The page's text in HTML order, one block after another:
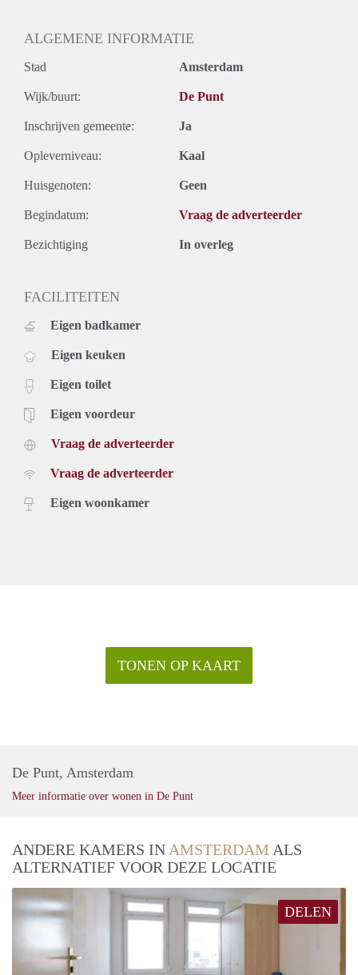
ALGEMENE INFORMATIE
Stad Amsterdam
Wijk/buurt: De Punt
Inschrijven gemeente: Ja
Opleverniveau: Kaal
Huisgenoten: Geen
Begindatum: Vraag de adverteerder
Bezichtiging In overleg
FACILITEITEN
Eigen badkamer
Eigen keuken
Eigen toilet
Eigen voordeur
Vraag de adverteerder
Vraag de adverteerder
Eigen woonkamer
TONEN OP KAART
De Punt, Amsterdam
Meer informatie over wonen in De Punt
ANDERE KAMERS IN AMSTERDAM ALS
ALTERNATIEF VOOR DEZE LOCATIE
DELEN